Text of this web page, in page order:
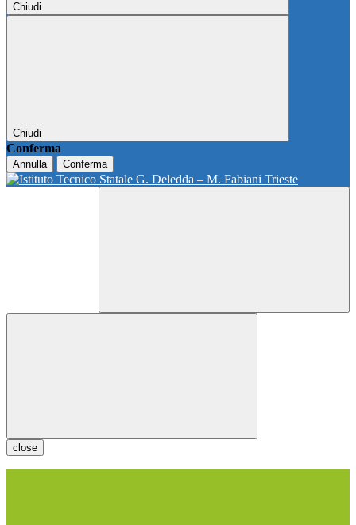
Chiudi
Chiudi
Conferma
Annulla Conferma
close